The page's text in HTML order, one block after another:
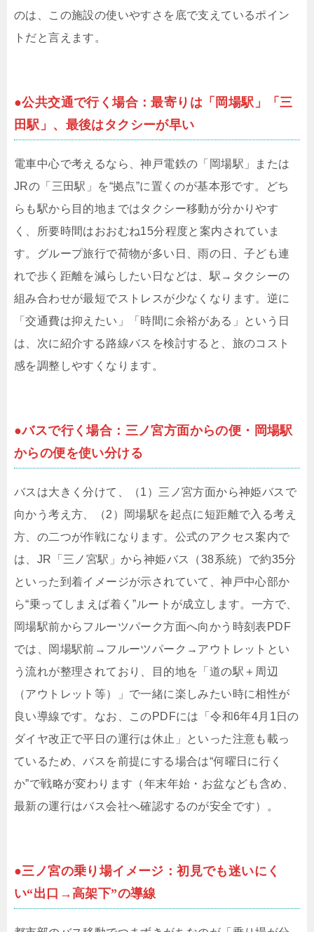
のは、この施設の使いやすさを底で支えているポイン
トだと言えます。
●公共交通で行く場合：最寄りは「岡場駅」「三
田駅」、最後はタクシーが早い
電車中心で考えるなら、神戸電鉄の「岡場駅」または
JRの「三田駅」を“拠点”に置くのが基本形です。どち
らも駅から目的地まではタクシー移動が分かりやす
く、所要時間はおおむね15分程度と案内されていま
す。グループ旅行で荷物が多い日、雨の日、子ども連
れで歩く距離を減らしたい日などは、駅→タクシーの
組み合わせが最短でストレスが少なくなります。逆に
「交通費は抑えたい」「時間に余裕がある」という日
は、次に紹介する路線バスを検討すると、旅のコスト
感を調整しやすくなります。
●バスで行く場合：三ノ宮方面からの便・岡場駅
からの便を使い分ける
バスは大きく分けて、（1）三ノ宮方面から神姫バスで
向かう考え方、（2）岡場駅を起点に短距離で入る考え
方、の二つが作戦になります。公式のアクセス案内で
は、JR「三ノ宮駅」から神姫バス（38系統）で約35分
といった到着イメージが示されていて、神戸中心部か
ら“乗ってしまえば着く”ルートが成立します。一方で、
岡場駅前からフルーツパーク方面へ向かう時刻表PDF
では、岡場駅前→フルーツパーク→アウトレットとい
う流れが整理されており、目的地を「道の駅＋周辺
（アウトレット等）」で一緒に楽しみたい時に相性が
良い導線です。なお、このPDFには「令和6年4月1日の
ダイヤ改正で平日の運行は休止」といった注意も載っ
ているため、バスを前提にする場合は“何曜日に行く
か”で戦略が変わります（年末年始・お盆なども含め、
最新の運行はバス会社へ確認するのが安全です）。
●三ノ宮の乗り場イメージ：初見でも迷いにく
い“出口→高架下”の導線